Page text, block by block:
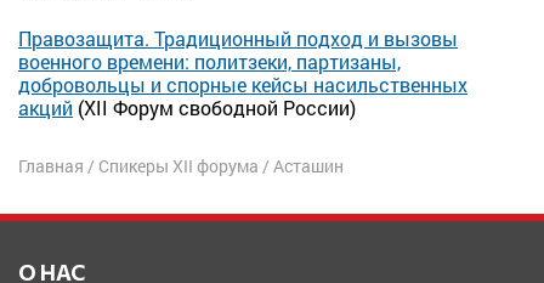
Правозащита. Традиционный подход и вызовы
военного времени: политзеки, партизаны,
добровольцы и спорные кейсы насильственных
акций (XII Форум свободной России)
Главная / Спикеры XII форума / Асташин
О НАС